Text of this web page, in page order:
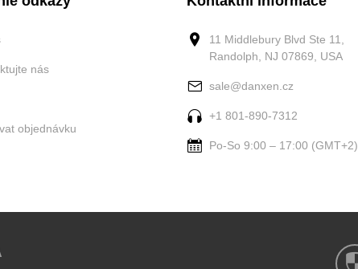
nás
objednávku
11 Middlebury Blvd Ste 11,
Randolph, NJ 07869, USA
sale@danxen.cz
+1 801-890-7312
Po-So 9:00 – 17:00 (GMT+2).